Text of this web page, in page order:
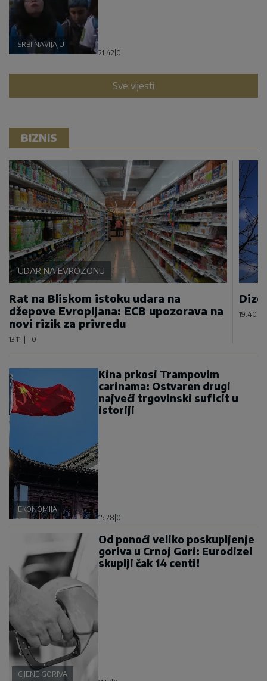
SRBI NAVIJAJU
21:42 0
Sve vijesti
BIZNIS
UDAR NA EVROZONU
Rat na Bliskom istoku udara na
džepove Evropljana: ECB upozorava na
novi rizik za privredu
13:11 0
19:40
EKONOMIJA
Kina prkosi Trampovim
carinama: Ostvaren drugi
najveći trgovinski suficit u
istoriji
15:28 0
CIJENE GORIVA
Od ponoći veliko poskupljenje
goriva u Crnoj Gori: Eurodizel
skuplji čak 14 centi!